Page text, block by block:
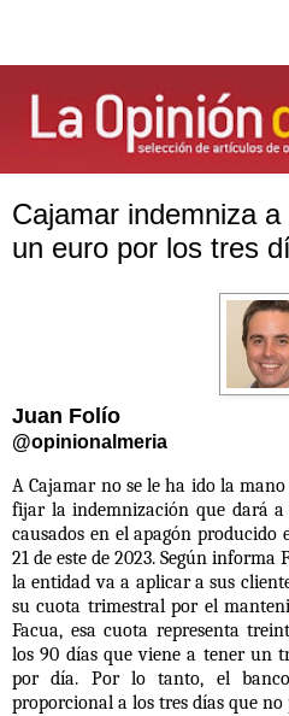
Cajamar indemniza
un euro por los tres
Juan Folío
@opinionalmeria
A Cajamar no se le ha ido la
fijar la indemnización que dará
causados en el apagón producido
21 de este de 2023. Según informa
la entidad va a aplicar a sus
su cuota trimestral por el
Facua, esa cuota representa
los 90 días que viene a tener un
por día. Por lo tanto, el
proporcional a los tres días que no